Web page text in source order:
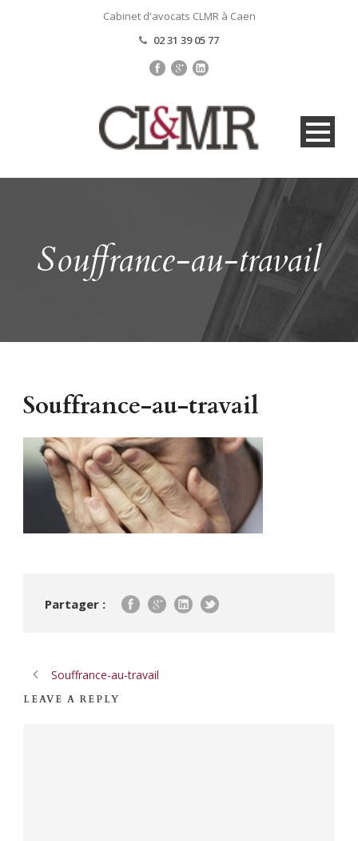
Cabinet d'avocats CLMR à Caen
02 31 39 05 77
Souffrance-au-travail
Souffrance-au-travail
Partager :
Souffrance-au-travail
LEAVE A REPLY